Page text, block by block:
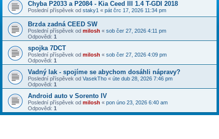
Chyba P2033 a P2084 - Kia Ceed III 1.4 T-GDI 2018
Poslední příspěvek od staky1 « pát črc 17, 2026 11:34 pm
Brzda zadná CEED SW
Poslední příspěvek od milosh « sob čer 27, 2026 4:11 pm
Odpovědi: 1
spojka 7DCT
Poslední příspěvek od milosh « sob čer 27, 2026 4:09 pm
Odpovědi: 1
Vadný lak - spojíme se abychom dosáhli nápravy?
Poslední příspěvek od VasekTho « úte dub 28, 2026 7:46 pm
Odpovědi: 1
Android auto v Sorento IV
Poslední příspěvek od milosh « pon úno 23, 2026 6:40 am
Odpovědi: 1